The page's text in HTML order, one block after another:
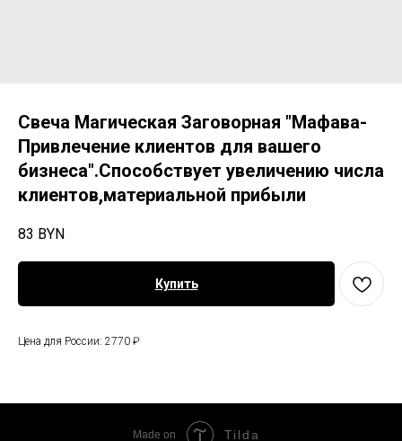
Свеча Магическая Заговорная "Мафава-
Привлечение клиентов для вашего
бизнеса".Способствует увеличению числа
клиентов,материальной прибыли
83 BYN
Купить
Цена для России: 2770 ₽
Made on Tilda